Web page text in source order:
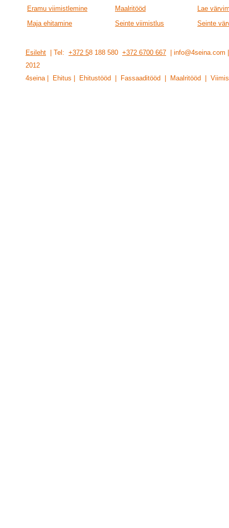
Eramu viimistlemine
Maalritööd
Lae
Maja ehitamine
Seinte viimistlus Seinte
Esileht | Tel: +372 58 188 580 +372 6700 667 |
2012
4seina | Ehitus | Ehitustööd | Fassaaditööd | Maalritööd |